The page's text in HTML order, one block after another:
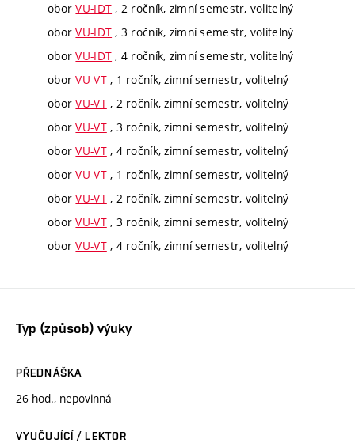
oborVU-IDT , 2 ročník, zimní semestr, volitelný
oborVU-IDT , 3 ročník, zimní semestr, volitelný
oborVU-IDT , 4 ročník, zimní semestr, volitelný
oborVU-VT, 1 ročník, zimní semestr, volitelný
oborVU-VT, 2 ročník, zimní semestr, volitelný
oborVU-VT, 3 ročník, zimní semestr, volitelný
oborVU-VT, 4 ročník, zimní semestr, volitelný
oborVU-VT, 1 ročník, zimní semestr, volitelný
oborVU-VT, 2 ročník, zimní semestr, volitelný
oborVU-VT, 3 ročník, zimní semestr, volitelný
oborVU-VT, 4 ročník, zimní semestr, volitelný
Typ (způsob) výuky
PŘEDNÁŠKA
26 hod., nepovinná
VYUČUJÍCÍ / LEKTOR